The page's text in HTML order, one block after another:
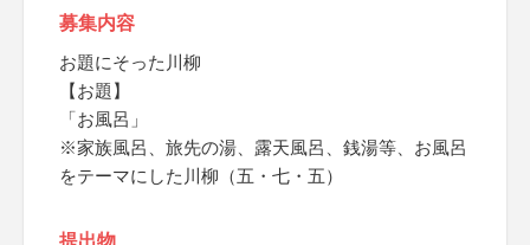
募集内容
お題にそった川柳
【お題】
「お風呂」
※家族風呂、旅先の湯、露天風呂、銭湯等、お風呂
をテーマにした川柳（五・七・五）
提出物